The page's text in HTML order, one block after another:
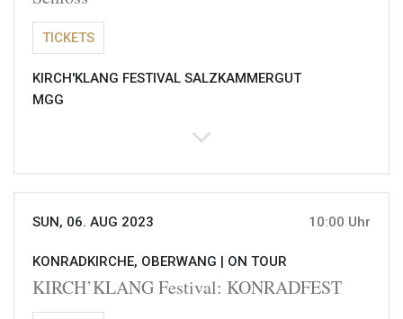
TICKETS
KIRCH'KLANG FESTIVAL SALZKAMMERGUT
MGG
SUN, 06. AUG 2023 10:00 Uhr
KONRADKIRCHE, OBERWANG | ON TOUR
KIRCH’KLANG Festival: KONRADFEST